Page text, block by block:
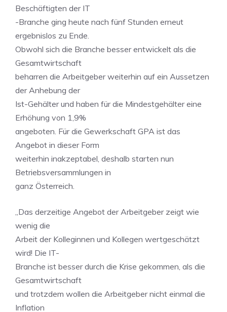
Beschäftigten der IT
-Branche ging heute nach fünf Stunden erneut
ergebnislos zu Ende.
Obwohl sich die Branche besser entwickelt als die
Gesamtwirtschaft
beharren die Arbeitgeber weiterhin auf ein Aussetzen
der Anhebung der
Ist-Gehälter und haben für die Mindestgehälter eine
Erhöhung von 1,9%
angeboten. Für die Gewerkschaft GPA ist das
Angebot in dieser Form
weiterhin inakzeptabel, deshalb starten nun
Betriebsversammlungen in
ganz Österreich.
„Das derzeitige Angebot der Arbeitgeber zeigt wie
wenig die
Arbeit der Kolleginnen und Kollegen wertgeschätzt
wird! Die IT-
Branche ist besser durch die Krise gekommen, als die
Gesamtwirtschaft
und trotzdem wollen die Arbeitgeber nicht einmal die
Inflation